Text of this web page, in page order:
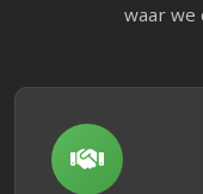
waar we